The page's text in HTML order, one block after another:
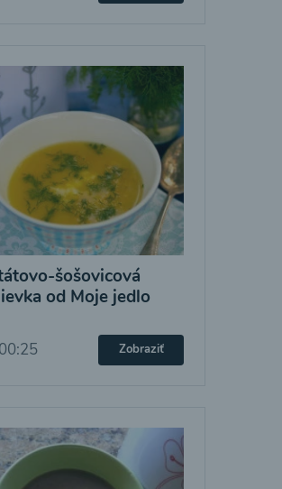
šošovicová
od Moje jedlo
00:25 Zobraziť